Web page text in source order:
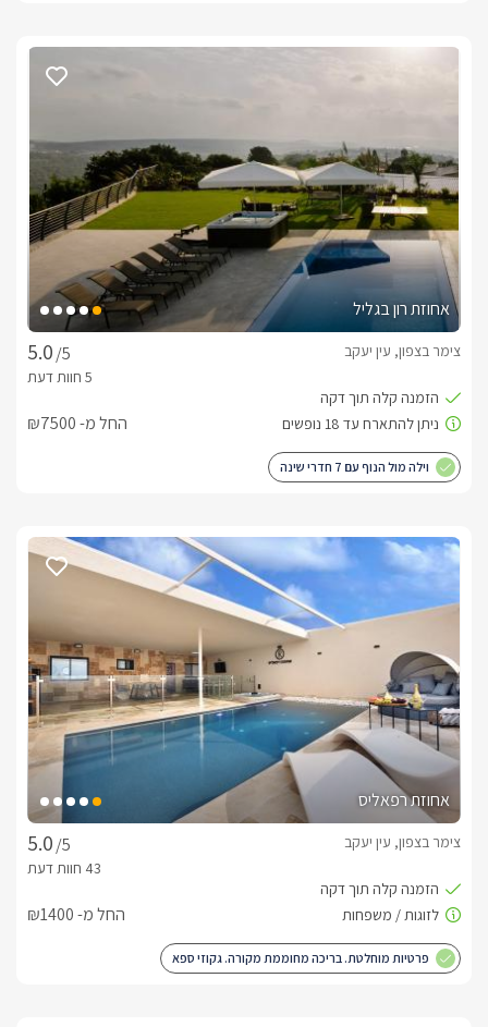
אחוזת רון בגליל
/5
צימר בצפון, עין יעקב
החל מ- ₪7500
וילה מול הנוף עם 7 חדרי שינה
אחוזת רפאליס
/5
צימר בצפון, עין יעקב
החל מ- ₪1400
פרטיות מוחלטת. בריכה מחוממת מקורה. גקוזי ספא